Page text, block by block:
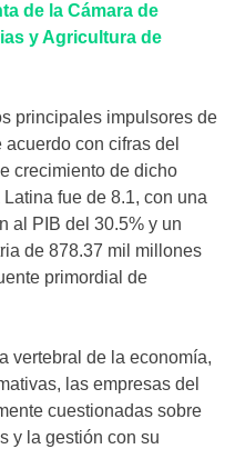
de la Cámara de
y Agricultura de
principales impulsores de
con cifras del
crecimiento de dicho
fue de 8.1, con una
al PIB del 30.5% y un
de 878.37 mil millones
primordial de
vertebral de la economía,
las empresas del
cuestionadas sobre
y la gestión con su